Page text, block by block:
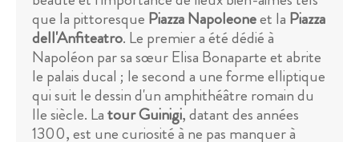
que la pittoresque Piazza Napoleoneet la Piazza
dell'Anfiteatro. Le premier a été dédié à
Napoléon par sa sœur Elisa Bonaparte et abrite
le palais ducal ; le second a une forme elliptique
qui suit le dessin d'un amphithéâtre romain du
IIe siècle. Latour Guinigi, datant des années
1300, est une curiosité à ne pas manquer à